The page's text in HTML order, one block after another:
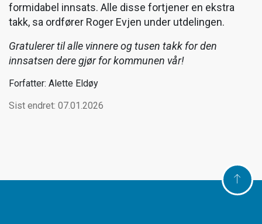
formidabel innsats. Alle disse fortjener en ekstra
takk, sa ordfører Roger Evjen under utdelingen.
Gratulerer til alle vinnere og tusen takk for den
innsatsen dere gjør for kommunen vår!
Forfatter: Alette Eldøy
Sist endret: 07.01.2026